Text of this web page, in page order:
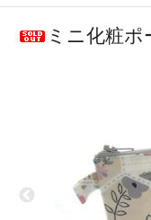
ミニ化粧